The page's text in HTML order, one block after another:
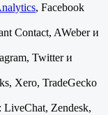
, Facebook
Contact, AWeber и
Twitter и
Xero, TradeGecko
: LiveChat, Zendesk,